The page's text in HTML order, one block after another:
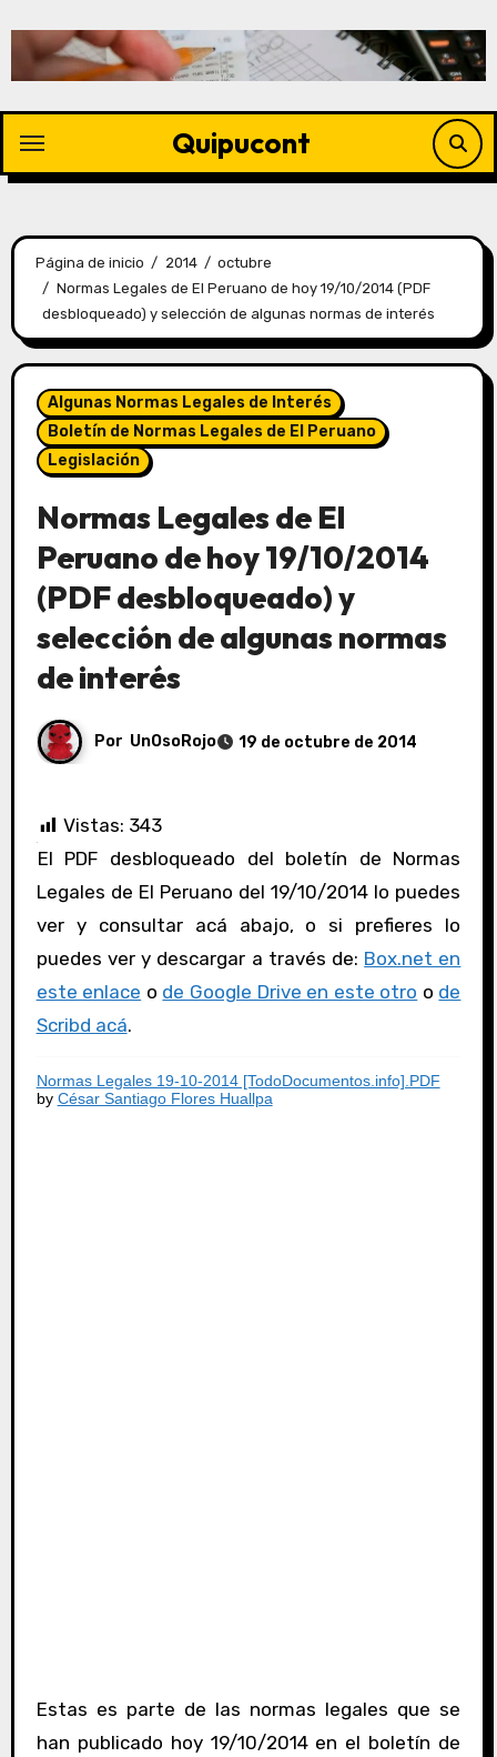
Quipucont
Página de inicio 2014
octubre
Normas Legales de El Peruano de hoy 19/10/2014 (PDF
desbloqueado) y selección de algunas normas de interés
Algunas Normas Legales de Interés
Boletín de Normas Legales de El Peruano
Legislación
Normas Legales de El
Peruano de hoy 19/10/2014
(PDF desbloqueado) y
selección de algunas normas
de interés
Por UnOsoRojo 19 de octubre de 2014
Vistas: 343
El PDF desbloqueado del boletín de Normas
Legales de El Peruano del 19/10/2014 lo puedes
ver y consultar acá abajo, o si prefieres lo
puedes ver y descargar a través de: Box.net en
este enlace o de Google Drive en este otro o de
Scribd acá.
Normas Legales 19-10-2014 [TodoDocumentos.info].PDF
by César Santiago Flores Huallpa
Estas es parte de las normas legales que se
han publicado hoy 19/10/2014 en el boletín de